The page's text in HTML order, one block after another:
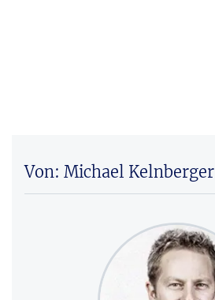
Von: Michael Kelnberger